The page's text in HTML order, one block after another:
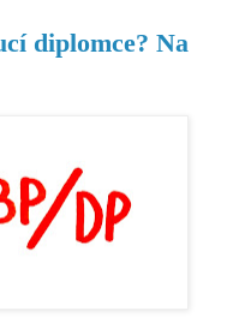
diplomce? Na